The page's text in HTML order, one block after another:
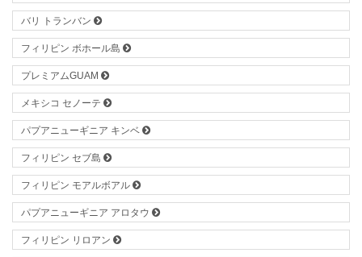
バリ トランバン
フィリピン ボホール島
プレミアムGUAM
メキシコ セノーテ
パプアニューギニア キンベ
フィリピン セブ島
フィリピン モアルボアル
パプアニューギニア アロタウ
フィリピン リロアン